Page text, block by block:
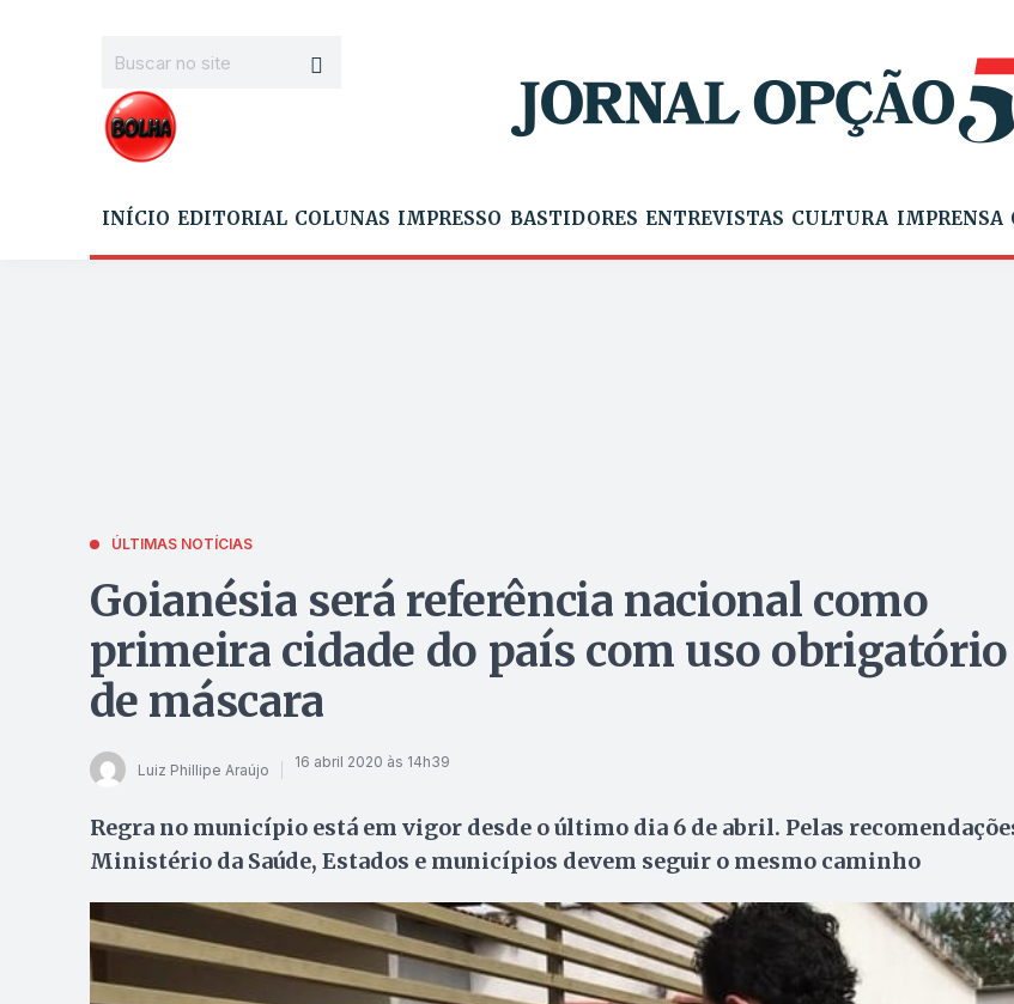
INÍCIO EDITORIAL COLUNAS IMPRESSO BASTIDORES ENTREVISTAS CULTURA IMPRENSA
ÚLTIMAS NOTÍCIAS
Goianésia será referência nacional como
primeira cidade do país com uso obrigatório
de máscara
Luiz Phillipe Araújo 16 abril 2020 às 14h39
Regra no município está em vigor desde o último dia 6 de abril. Pelas
Ministério da Saúde, Estados e municípios devem seguir o mesmo caminho